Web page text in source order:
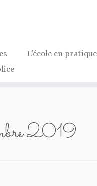
L’école en pratique
2019